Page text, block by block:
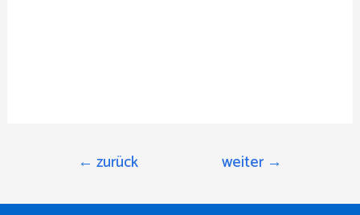
← zurück weiter →